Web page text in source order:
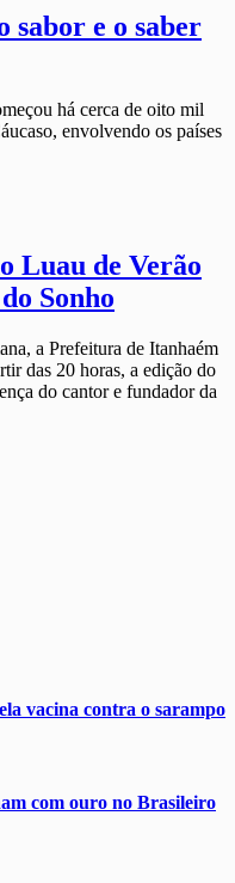
sabor e o saber
há cerca de oito mil
envolvendo os países
Luau de Verão
Sonho
a Prefeitura de Itanhaém
das 20 horas, a edição do
do cantor e fundador da
vacina contra o sarampo
com ouro no Brasileiro